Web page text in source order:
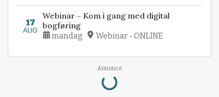
17
AUG
Webinar – Kom i gang med digital
bogføring
mandag Webinar - ONLINE
Annonce
Loading...